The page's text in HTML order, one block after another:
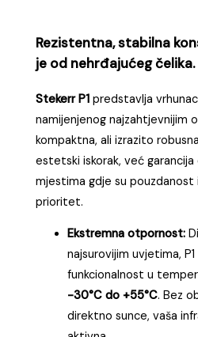
Rezistentna, stabilna
je od nehrđajućeg čelika.
Stekerr P1 predstavlja
namijenjenog najzahtjevnijim
kompaktna, ali izrazito
estetski iskorak, već
mjestima gdje su pouzdanost
prioritet.
Ekstremna otpornost:
najsurovijim uvjetima,
funkcionalnost u
-30°C do +55°C. Bez
direktno sunce, vaša